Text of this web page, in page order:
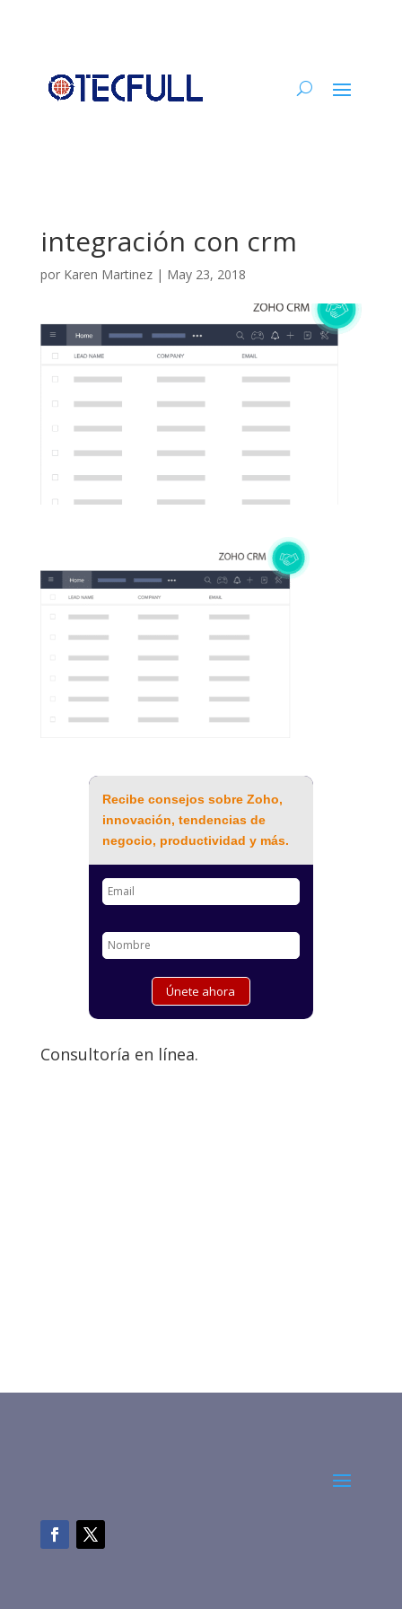
integración con crm
por Karen Martinez| May 23, 2018
Recibe consejos sobre Zoho,
innovación, tendencias de
negocio, productividad y más.
Consultoría en línea.